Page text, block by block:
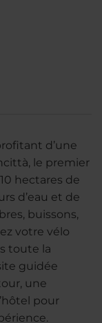
d’une
le premier
hectares de
d’eau et de
buissons,
votre vélo
toute la
guidée
une
pour